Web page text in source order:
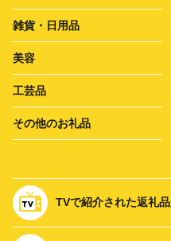
雑貨・日用品
美容
工芸品
その他のお礼品
TVで紹介された返礼